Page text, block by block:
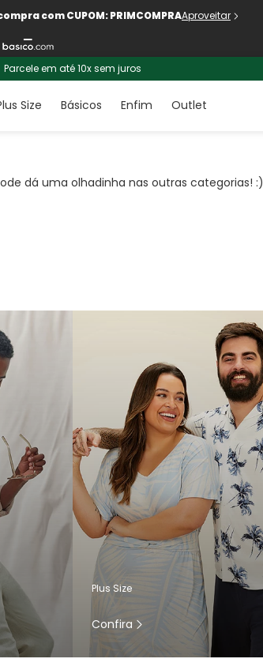
com CUPOM: PRIMCOMPRAAproveitar
Parcele em até 10x sem juros
Size Básicos Enfim Outlet
dá uma olhadinha nas outras categorias! :)
Plus Size
Confira